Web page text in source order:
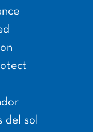
del sol